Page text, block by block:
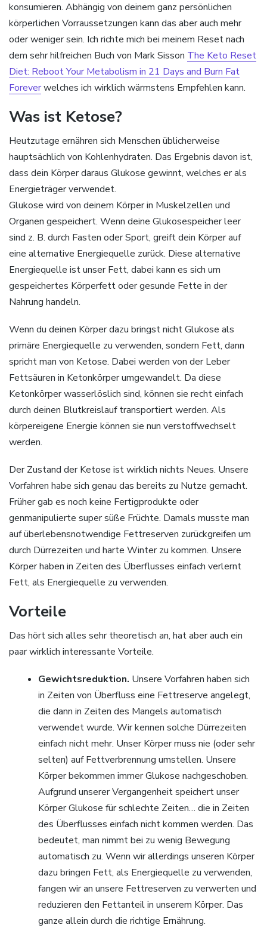
konsumieren. Abhängig von deinem ganz persönlichen
körperlichen Vorraussetzungen kann das aber auch mehr
oder weniger sein. Ich richte mich bei meinem Reset nach
dem sehr hilfreichen Buch von Mark Sisson The Keto Reset
Diet: Reboot Your Metabolism in 21 Days and Burn Fat
Foreverwelches ich wirklich wärmstens Empfehlen kann.
Was ist Ketose?
Heutzutage ernähren sich Menschen üblicherweise
hauptsächlich von Kohlenhydraten. Das Ergebnis davon ist,
dass dein Körper daraus Glukose gewinnt, welches er als
Energieträger verwendet.
Glukose wird von deinem Körper in Muskelzellen und
Organen gespeichert. Wenn deine Glukosespeicher leer
sind z. B. durch Fasten oder Sport, greift dein Körper auf
eine alternative Energiequelle zurück. Diese alternative
Energiequelle ist unser Fett, dabei kann es sich um
gespeichertes Körperfett oder gesunde Fette in der
Nahrung handeln.
Wenn du deinen Körper dazu bringst nicht Glukose als
primäre Energiequelle zu verwenden, sondern Fett, dann
spricht man von Ketose. Dabei werden von der Leber
Fettsäuren in Ketonkörper umgewandelt. Da diese
Ketonkörper wasserlöslich sind, können sie recht einfach
durch deinen Blutkreislauf transportiert werden. Als
körpereigene Energie können sie nun verstoffwechselt
werden.
Der Zustand der Ketose ist wirklich nichts Neues. Unsere
Vorfahren habe sich genau das bereits zu Nutze gemacht.
Früher gab es noch keine Fertigprodukte oder
genmanipulierte super süße Früchte. Damals musste man
auf überlebensnotwendige Fettreserven zurückgreifen um
durch Dürrezeiten und harte Winter zu kommen. Unsere
Körper haben in Zeiten des Überflusses einfach verlernt
Fett, als Energiequelle zu verwenden.
Vorteile
Das hört sich alles sehr theoretisch an, hat aber auch ein
paar wirklich interessante Vorteile.
Gewichtsreduktion. Unsere Vorfahren haben sich
in Zeiten von Überfluss eine Fettreserve angelegt,
die dann in Zeiten des Mangels automatisch
verwendet wurde. Wir kennen solche Dürrezeiten
einfach nicht mehr. Unser Körper muss nie (oder sehr
selten) auf Fettverbrennung umstellen. Unsere
Körper bekommen immer Glukose nachgeschoben.
Aufgrund unserer Vergangenheit speichert unser
Körper Glukose für schlechte Zeiten… die in Zeiten
des Überflusses einfach nicht kommen werden. Das
bedeutet, man nimmt bei zu wenig Bewegung
automatisch zu. Wenn wir allerdings unseren Körper
dazu bringen Fett, als Energiequelle zu verwenden,
fangen wir an unsere Fettreserven zu verwerten und
reduzieren den Fettanteil in unserem Körper. Das
ganze allein durch die richtige Ernährung.